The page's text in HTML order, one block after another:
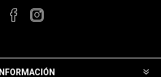
INFORMACIÓN